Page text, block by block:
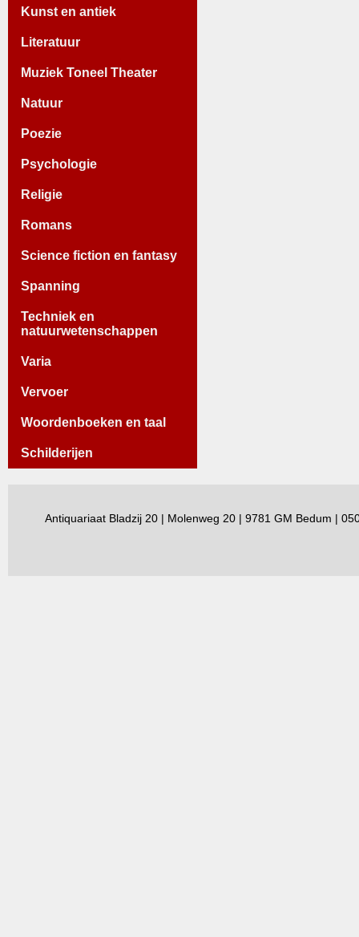
Kunst en antiek
Literatuur
Muziek Toneel Theater
Natuur
Poezie
Psychologie
Religie
Romans
Science fiction en fantasy
Spanning
Techniek en
natuurwetenschappen
Varia
Vervoer
Woordenboeken en taal
Schilderijen
Antiquariaat Bladzij 20 | Molenweg 20 | 9781 GM Bedum |